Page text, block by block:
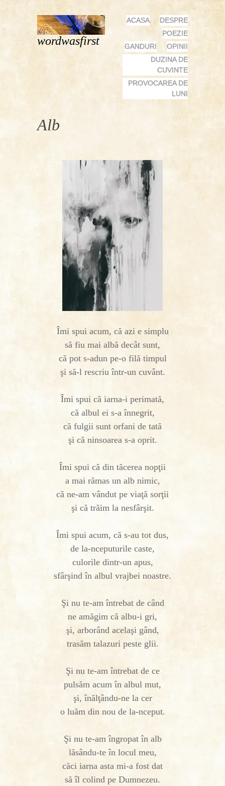
wordwasfirst
MENU
SKIP
CONTENT
ACASA
DESPRE
POEZIE
GANDURI
OPINII
DUZINA DE
CUVINTE
PROVOCAREA DE
LUNI
Alb
Îmi spui acum, că azi e simplu
să fiu mai albă decât sunt,
că pot s-adun pe-o filă timpul
şi să-l rescriu într-un cuvânt.
Îmi spui că iarna-i perimată,
că albul ei s-a înnegrit,
că fulgii sunt orfani de tată
şi că ninsoarea s-a oprit.
Îmi spui că din tăcerea nopţii
a mai rămas un alb nimic,
că ne-am vândut pe viaţă sorţii
şi că trăim la nesfârşit.
Îmi spui acum, că s-au tot dus,
de la-nceputurile caste,
culorile dintr-un apus,
sfârşind în albul vrajbei noastre.
Şi nu te-am întrebat de când
ne amăgim că albu-i gri,
şi, arborând acelaşi gând,
trasăm talazuri peste glii.
Şi nu te-am întrebat de ce
pulsăm acum în albul mut,
şi, înălţându-ne la cer
o luăm din nou de la-nceput.
Şi nu te-am îngropat în alb
lăsându-te în locul meu,
căci iarna asta mi-a fost dat
să îl colind pe Dumnezeu.